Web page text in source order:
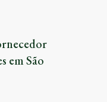
em São